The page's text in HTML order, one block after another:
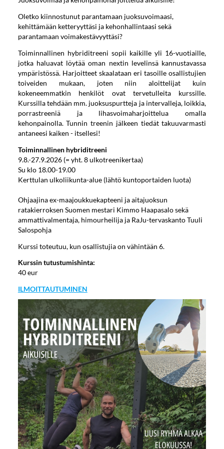
Oletko kiinnostunut parantamaan juoksuvoimaasi,
kehittämään ketteryyttäsi ja kehonhallintaasi sekä
parantamaan voimakestävyyttäsi?
Toiminnallinen hybriditreeni sopii kaikille yli 16-vuotiaille,
jotka haluavat löytää oman nextin levelinsä kannustavassa
ympäristössä. Harjoitteet skaalataan eri tasoille osallistujien
toiveiden mukaan, joten niin aloittelijat kuin
kokeneemmatkin henkilöt ovat tervetulleita kurssille.
Kurssilla tehdään mm. juoksuspurtteja ja intervalleja, loikkia,
porrastreeniä ja lihasvoimaharjoittelua omalla
kehonpainolla. Tunnin treenin jälkeen tiedät takuuvarmasti
antaneesi kaiken - itsellesi!
Toiminnallinen hybriditreeni
9.8.-27.9.2026 (= yht. 8 ulkotreenikertaa)
Su klo 18.00-19.00
Kerttulan ulkoliikunta-alue (lähtö kuntoportaiden luota)
Ohjaajina ex-maajoukkuekapteeni ja aitajuoksun
ratakierroksen Suomen mestari Kimmo Haapasalo sekä
ammattivalmentaja, himourheilija ja RaJu-tervaskanto Tuuli
Salospohja
Kurssi toteutuu, kun osallistujia on vähintään 6.
Kurssin tutustumishinta:
40 eur
ILMOITTAUTUMINEN